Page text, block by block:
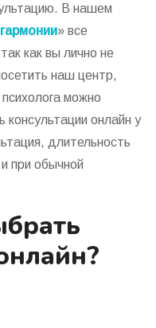
В нашем
» все
как вы лично не
наш центр,
можно
консультации онлайн у
длительность
при обычной